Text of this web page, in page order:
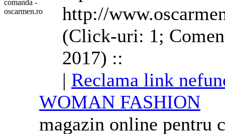
http://
(Click-uri: 1;
2017) ::
| Reclama link
WOMAN FASHION
magazin online pentru